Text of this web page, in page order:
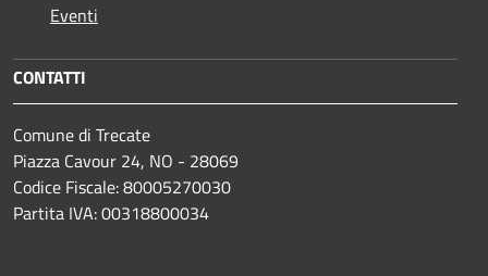
Eventi
CONTATTI
Comune di Trecate
Piazza Cavour 24, NO - 28069
Codice Fiscale: 80005270030
Partita IVA: 00318800034